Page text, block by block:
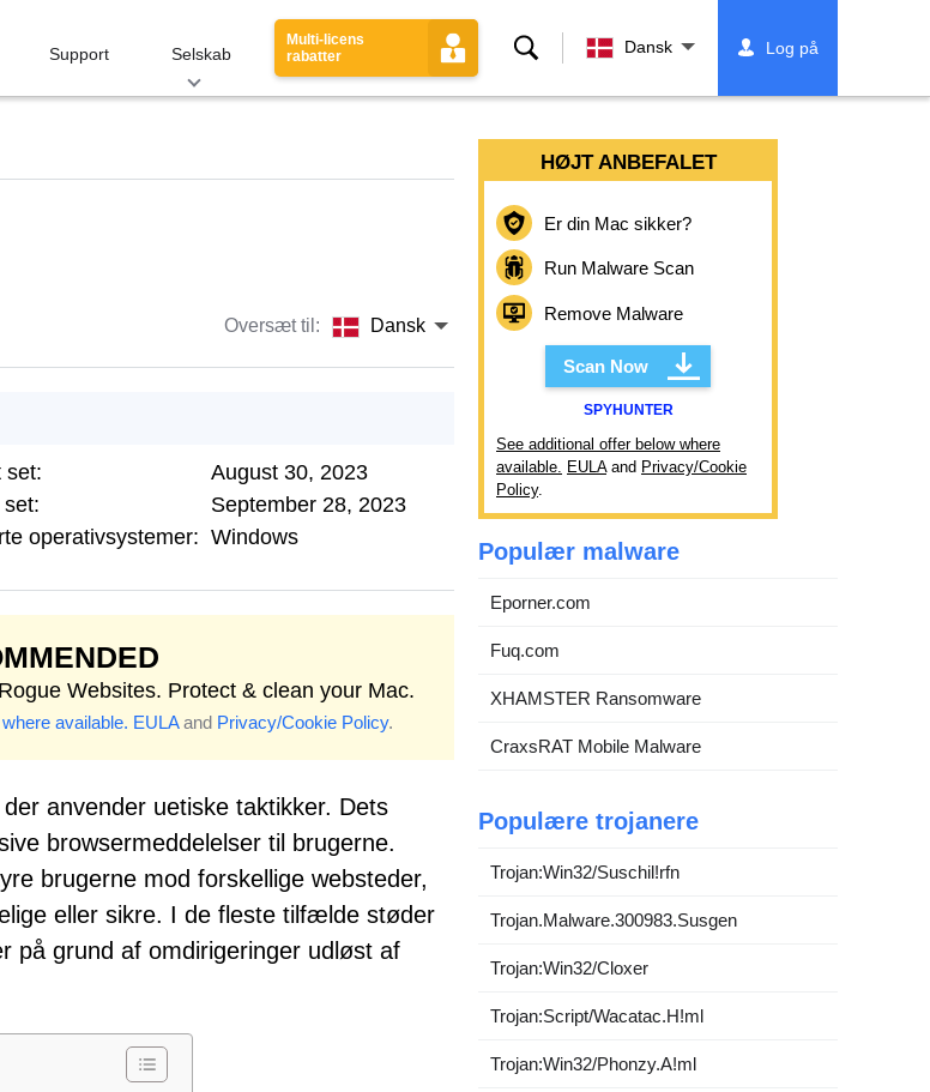
Support Selskab
Multi-licens
rabatter
Søg Dansk Log på
Oversæt til: Dansk
set:
August 30, 2023
set:
September 28, 2023
operativsystemer: Windows
Websites. Protect & clean your Mac.
available. EULAand Privacy/Cookie Policy.
anvender uetiske taktikker. Dets
browsermeddelelser til brugerne.
brugerne mod forskellige websteder,
eller sikre. I de fleste tilfælde støder
på grund af omdirigeringer udløst af
HØJT ANBEFALET
Er din Mac sikker?
Run Malware Scan
Remove Malware
Scan Now
SPYHUNTER
See additional offer below where
available. EULAand Privacy/Cookie
Policy.
Populær malware
Eporner.com
Fuq.com
XHAMSTER Ransomware
CraxsRAT Mobile Malware
Populære trojanere
Trojan:Win32/Suschil!rfn
Trojan.Malware.300983.Susgen
Trojan:Win32/Cloxer
Trojan:Script/Wacatac.H!ml
Trojan:Win32/Phonzy.A!ml